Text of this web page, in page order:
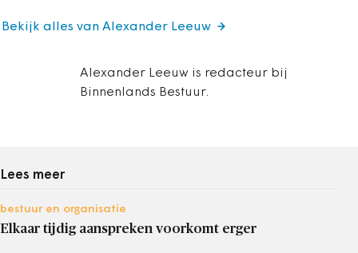
Alexander Leeuw is redacteur bij
Binnenlands Bestuur.
Bekijk alles van Alexander Leeuw
Lees meer
bestuur en organisatie
Elkaar tijdig aanspreken voorkomt erger